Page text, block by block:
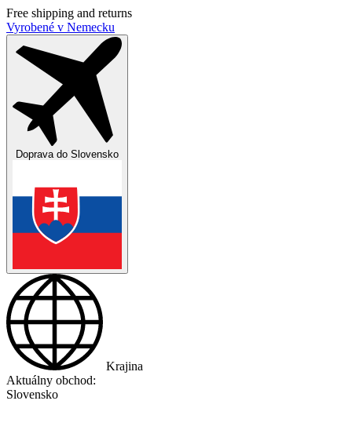
Free shipping and returns
Vyrobené v Nemecku
Doprava do Slovensko
Krajina
Aktuálny obchod:
Slovensko